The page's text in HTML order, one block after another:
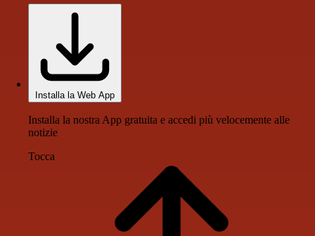
Installa la Web App
Installa la nostra App gratuita e accedi più velocemente alle
notizie
Tocca